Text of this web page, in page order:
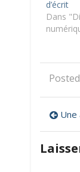
d’écrit
Dans
de
Une